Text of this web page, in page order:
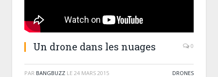
Un drone dans les nuages 0
PAR BANGBUZZ LE 24 MARS 2015 DRONES